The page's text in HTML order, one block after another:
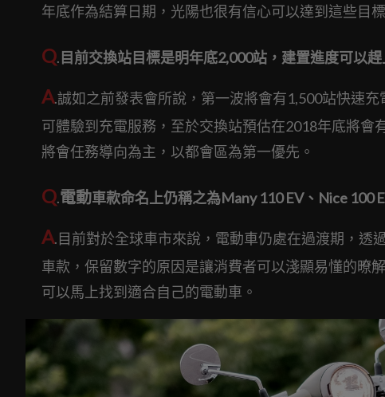
年底作為結算日期，光陽也很有信心可以達到這些目標
Q. 目前交換站目標是明年底2,000站，建置進度可以趕
A.誠如之前發表會所說，第一波將會有1,500站快速
可體驗到充電服務，至於交換站預估在2018年底將
將會任務導向為主，以都會區為第一優先。
Q.電動車款命名上仍稱之為Many 110 EV、Nice 100
A.目前對於全球車市來說，電動車仍處在過渡期，透
車款，保留數字的原因是讓消費者可以淺顯易懂的暸
可以馬上找到適合自己的電動車。